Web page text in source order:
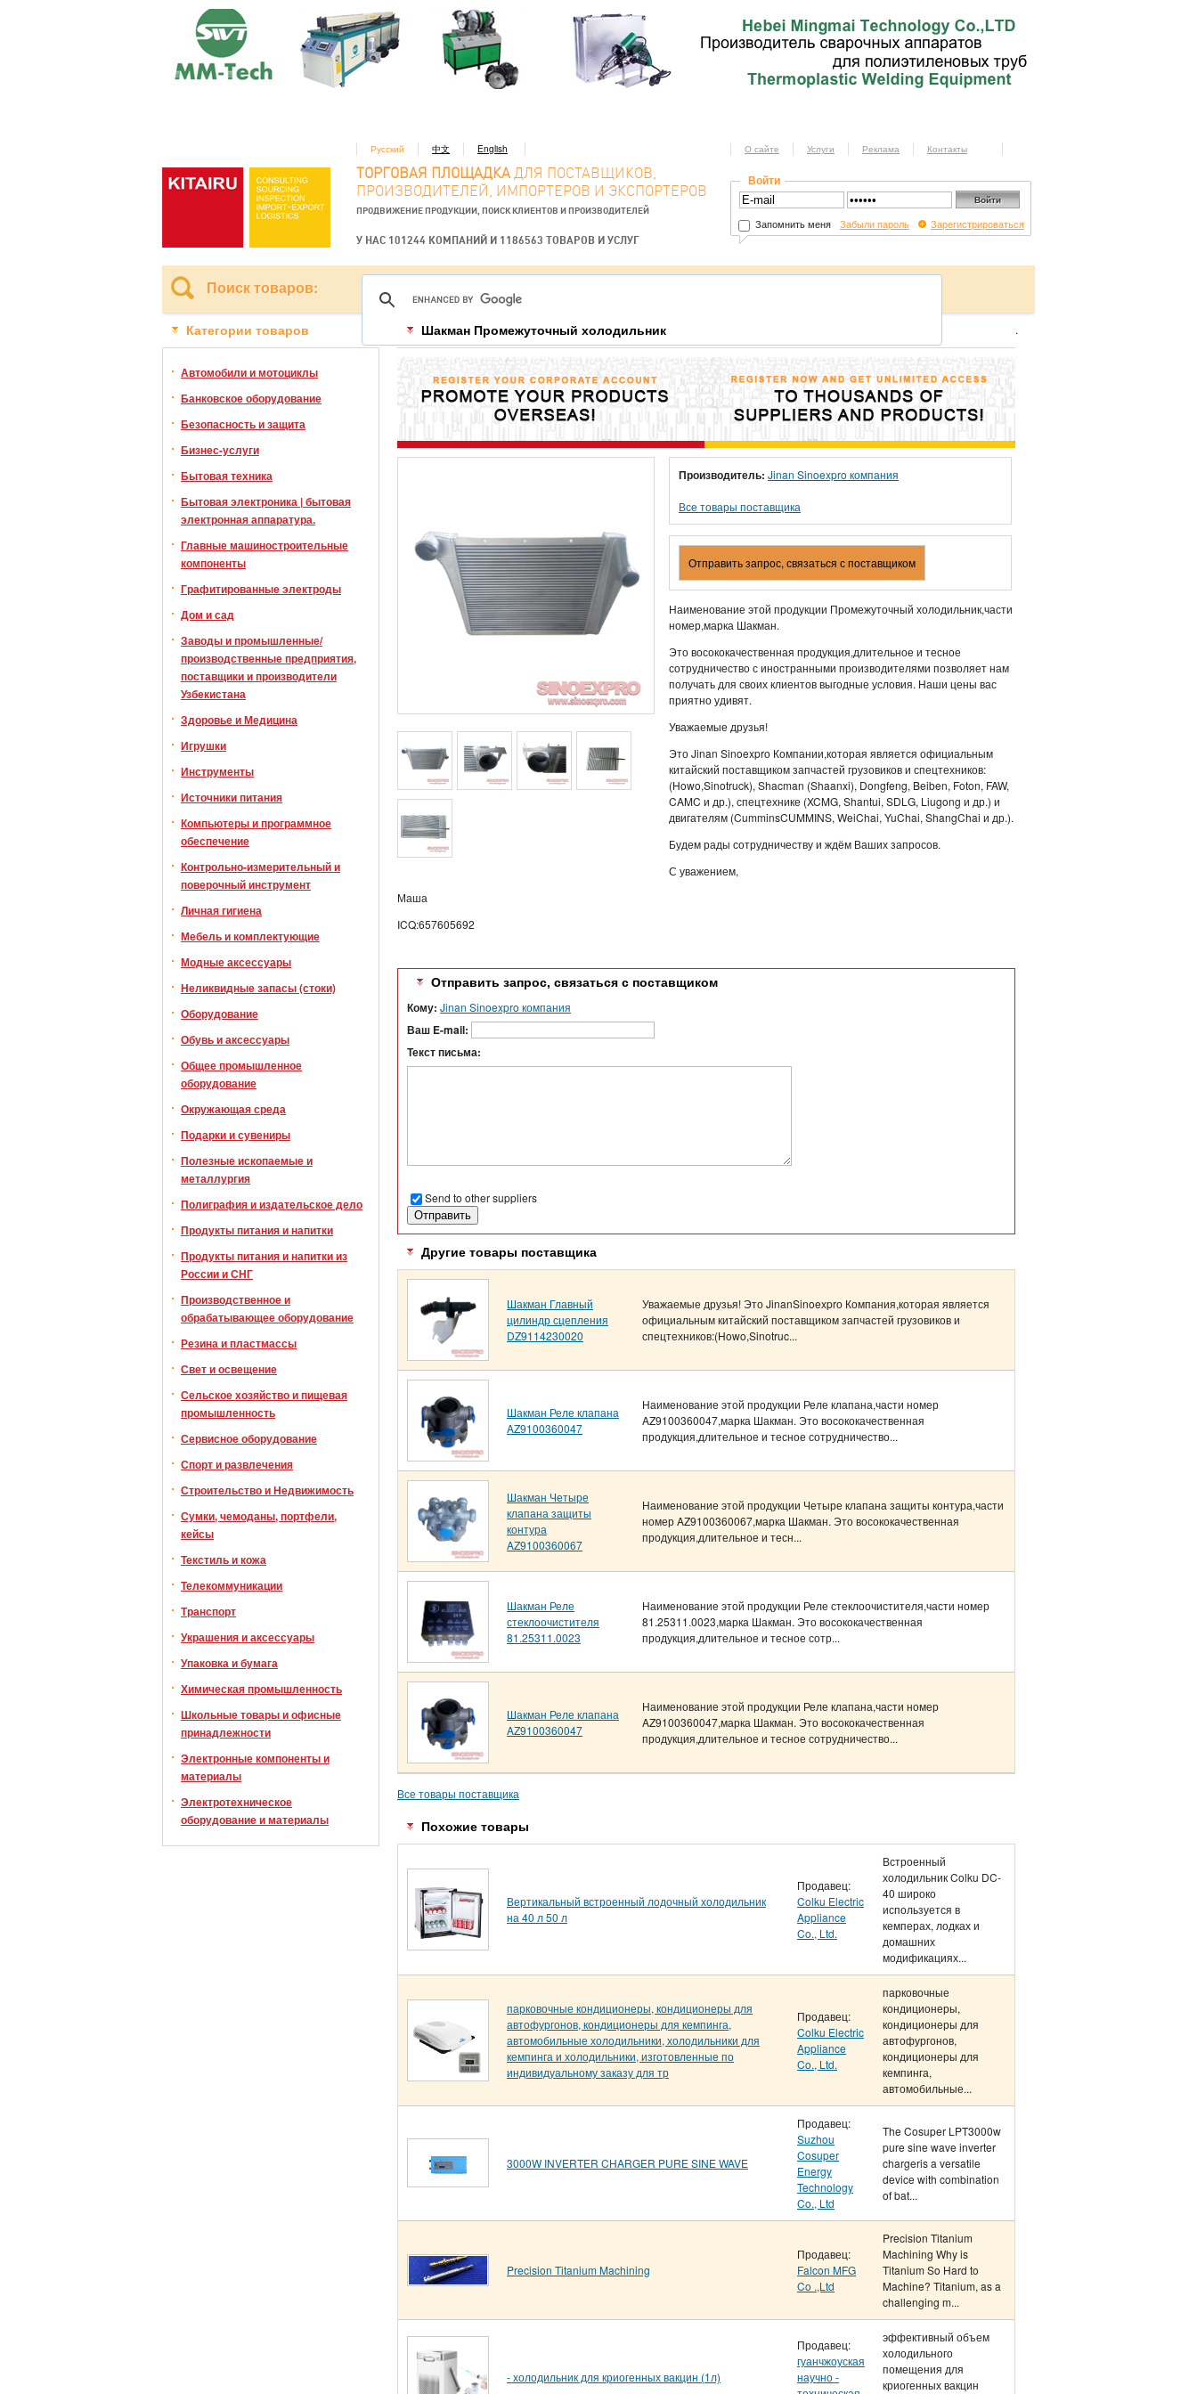
Русский 中文 English
ТОРГОВАЯ ПЛОЩАДКА ДЛЯ ПОСТАВЩИКОВ,
ПРОИЗВОДИТЕЛЕЙ, ИМПОРТЕРОВ И ЭКСПОРТЕРОВ
ПРОДВИЖЕНИЕ ПРОДУКЦИИ, ПОИСК КЛИЕНТОВ И ПРОИЗВОДИТЕЛЕЙ
У НАС 101244 КОМПАНИЙ И 1186563 ТОВАРОВ И УСЛУГ
О сайте Услуги Реклама Контакты
Войти
Запомнить меня Забыли пароль Зарегистрироваться
Поиск товаров:
Категории товаров
Автомобили и мотоциклы
Банковское оборудование
Безопасность и защита
Бизнес-услуги
Бытовая техника
Бытовая электроника | бытовая
электронная аппаратура.
Главные машиностроительные
компоненты
Графитированные электроды
Дом и сад
Заводы и промышленные/
производственные предприятия,
поставщики и производители
Узбекистана
Здоровье и Медицина
Игрушки
Инструменты
Источники питания
Компьютеры и программное
обеспечение
Контрольно-измерительный и
поверочный инструмент
Личная гигиена
Мебель и комплектующие
Модные аксессуары
Неликвидные запасы (стоки)
Оборудование
Обувь и аксессуары
Общее промышленное
оборудование
Окружающая среда
Подарки и сувениры
Полезные ископаемые и
металлургия
Полиграфия и издательское дело
Продукты питания и напитки
Продукты питания и напитки из
России и СНГ
Производственное и
обрабатывающее оборудование
Резина и пластмассы
Свет и освещение
Сельское хозяйство и пищевая
промышленность
Сервисное оборудование
Спорт и развлечения
Строительство и Недвижимость
Сумки, чемоданы, портфели,
кейсы
Текстиль и кожа
Телекоммуникации
Транспорт
Украшения и аксессуары
Упаковка и бумага
Химическая промышленность
Школьные товары и офисные
принадлежности
Электронные компоненты и
материалы
Электротехническое
оборудование и материалы
.
Шакман Промежуточный холодильник
Производитель: Jinan Sinoexpro компания
Все товары поставщика
Отправить запрос, связаться с поставщиком
Наименование этой продукции Промежуточный холодильник,части
номер,марка Шакман.
Это восококачественная продукция,длительное и тесное
сотрудничество с иностранными производителями позволяет нам
получать для своих клиентов выгодные условия. Наши цены вас
приятно удивят.
Уважаемые друзья!
Это Jinan Sinoexprо Компании,которая является официальным
китайский поставщиком запчастей грузовиков и спецтехников:
(Howo,Sinotruck), Shacman (Shaanxi), Dongfeng, Beiben, Foton, FAW,
CAMC и др.), спецтехнике (XCMG, Shantui, SDLG, Liugong и др.) и
двигателям (CumminsCUMMINS, WeiChai, YuChai, ShangChai и др.).
Будем рады сотрудничеству и ждём Ваших запросов.
С уважением,
Маша
ICQ:657605692
Отправить запрос, связаться с поставщиком
Кому: Jinan Sinoexpro компания
Ваш E-mail:
Текст письма:
Send to other suppliers
Другие товары поставщика
Шакман Главный
цилиндр сцепления
DZ9114230020
Уважаемые друзья! Это JinanSinoexprо Компания,которая является
официальным китайский поставщиком запчастей грузовиков и
спецтехников:(Howo,Sinotruc...
Шакман Реле клапана
AZ9100360047
Наименование этой продукции Реле клапана,части номер
AZ9100360047,марка Шакман. Это восококачественная
продукция,длительное и тесное сотрудничество...
Шакман Четыре
клапана защиты
контура
AZ9100360067
Наименование этой продукции Четыре клапана защиты контура,части
номер AZ9100360067,марка Шакман. Это восококачественная
продукция,длительное и тесн...
Шакман Реле
стеклоочистителя
81.25311.0023
Наименование этой продукции Реле стеклоочистителя,части номер
81.25311.0023,марка Шакман. Это восококачественная
продукция,длительное и тесное сотр...
Шакман Реле клапана
AZ9100360047
Наименование этой продукции Реле клапана,части номер
AZ9100360047,марка Шакман. Это восококачественная
продукция,длительное и тесное сотрудничество...
Все товары поставщика
Похожие товары
Вертикальный встроенный лодочный холодильник
на 40 л 50 л
Продавец:
Colku Electric
Appliance
Co., Ltd.
Встроенный
холодильник Colku DC-
40 широко
используется в
кемперах, лодках и
домашних
модификациях...
парковочные кондиционеры, кондиционеры для
автофургонов, кондиционеры для кемпинга,
автомобильные холодильники, холодильники для
кемпинга и холодильники, изготовленные по
индивидуальному заказу для тр
Продавец:
Colku Electric
Appliance
Co., Ltd.
парковочные
кондиционеры,
кондиционеры для
автофургонов,
кондиционеры для
кемпинга,
автомобильные...
3000W INVERTER CHARGER PURE SINE WAVE
Продавец:
Suzhou
Cosuper
Energy
Technology
Co., Ltd
The Cosuper LPT3000w
pure sine wave inverter
chargeris a versatile
device with combination
of bat...
Precision Titanium Machining
Продавец:
Falcon MFG
Co .,Ltd
Precision Titanium
Machining Why is
Titanium So Hard to
Machine? Titanium, as a
challenging m...
- холодильник для криогенных вакцин (1л)
Продавец:
гуанчжоуская
научно -
эффективный объем
холодильного
помещения для
криогенных вакцин